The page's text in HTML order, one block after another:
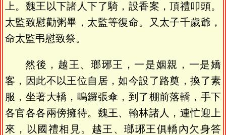
上。魏王以下諸人下了騎，設香案，頂禮叩頭。
太監致慰勸粥畢，太監等復命。又太子千歲爺，
命太監弔慰致祭。
然後，越王、瑯琊王，一是姻親，一是嬌
客，因此不以王位自居，如今設了路奠，換了素
服，坐著大轎，嗚鑼張傘，到了棚前落轎，手下
各官各各兩傍擁待。魏王、翰林諸人，連忙迎上
來，以國禮相見。越王、瑯琊王俱轎內欠身答